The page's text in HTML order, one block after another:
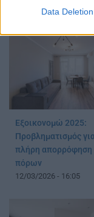
Data Deletion
Εξοικονομώ 2025:
Προβληματισμός
πλήρη
πόρων
12/03/2026 - 16:05